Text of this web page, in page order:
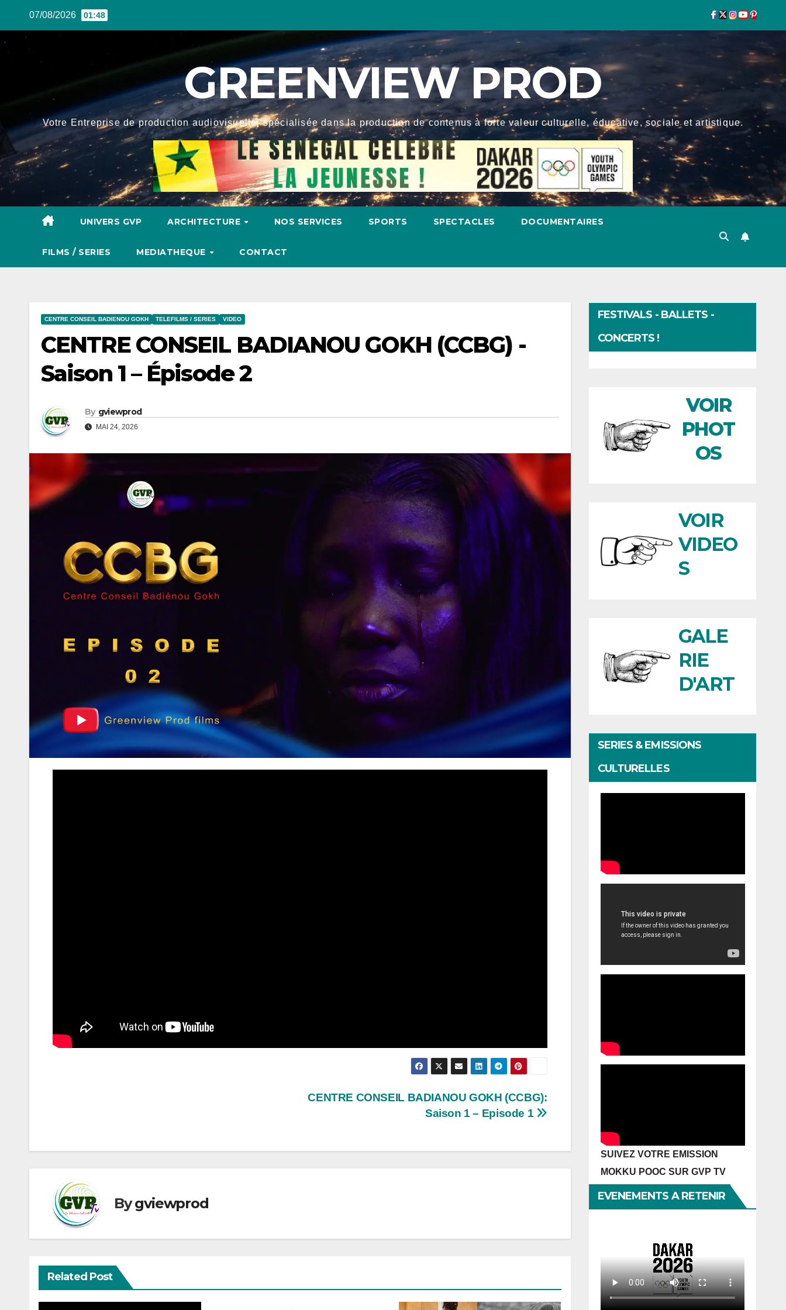
content
07/08/2026 01:48
GREENVIEW PROD
Votre Entreprise de production audiovisuelle, spécialisée dans la production de contenus à forte valeur culturelle, éducative, sociale et artistique.
UNIVERS GVP ARCHITECTURE NOS SERVICES SPORTS SPECTACLES DOCUMENTAIRES
FILMS / SERIES MEDIATHEQUE CONTACT
CENTRE CONSEIL BADIENOU GOKH TELEFILMS / SERIES VIDEO
CENTRE CONSEIL BADIANOU GOKH (CCBG) -
Saison 1 – Épisode 2
By gviewprod
MAI 24, 2026
l’article
CENTRE CONSEIL BADIANOU GOKH (CCBG):
Saison 1 – Episode 1
Bygviewprod
Related Post
FESTIVALS - BALLETS -
CONCERTS !
VOIR
PHOT
OS
VOIR
VIDEO
S
GALE
RIE
D'ART
SERIES & EMISSIONS
CULTURELLES
SUIVEZ VOTRE EMISSION
MOKKU POOC SUR GVP TV
EVENEMENTS A RETENIR